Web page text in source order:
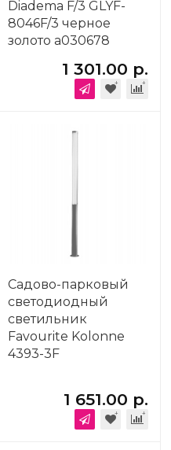
Diadema F/3 GLYF-
8046F/3 черное
золото a030678
1 301.00 р.
Садово-парковый
светодиодный
светильник
Favourite Kolonne
4393-3F
1 651.00 р.